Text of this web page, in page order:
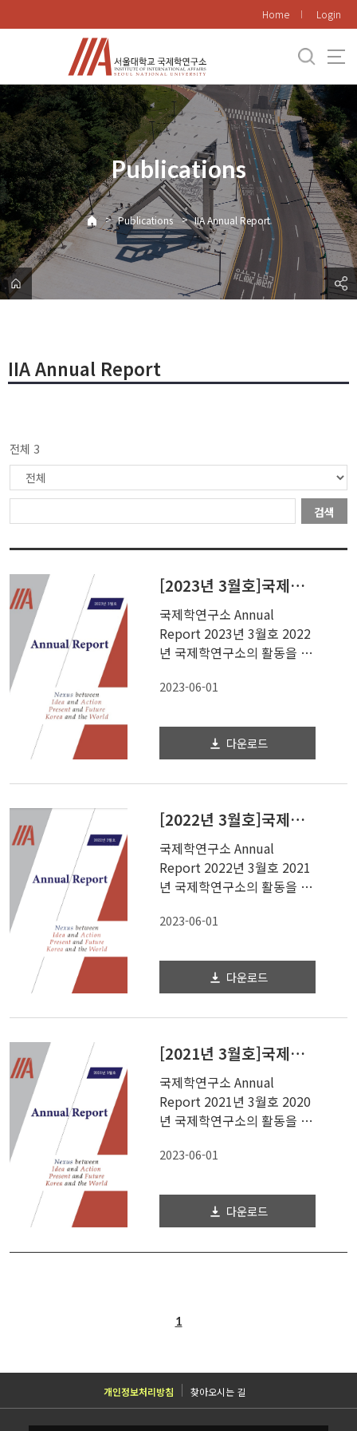
로
메
뉴
Home Login
Publications
> Publications > IIA Annual Report
IIA Annual Report
전체 3
검색
[2023년 3월호]국제학연구소 Annual Report
국제학연구소 Annual
Report 2023년 3월호 2022
년 국제학연구소의 활동을 담
2023-06-01
다운로드
[2022년 3월호]국제학연구소 Annual Report
국제학연구소 Annual
Report 2022년 3월호 2021
년 국제학연구소의 활동을 담
2023-06-01
다운로드
[2021년 3월호]국제학연구소 Annual Report
국제학연구소 Annual
Report 2021년 3월호 2020
년 국제학연구소의 활동을 담
2023-06-01
다운로드
1
개인정보처리방침 찾아오시는 길